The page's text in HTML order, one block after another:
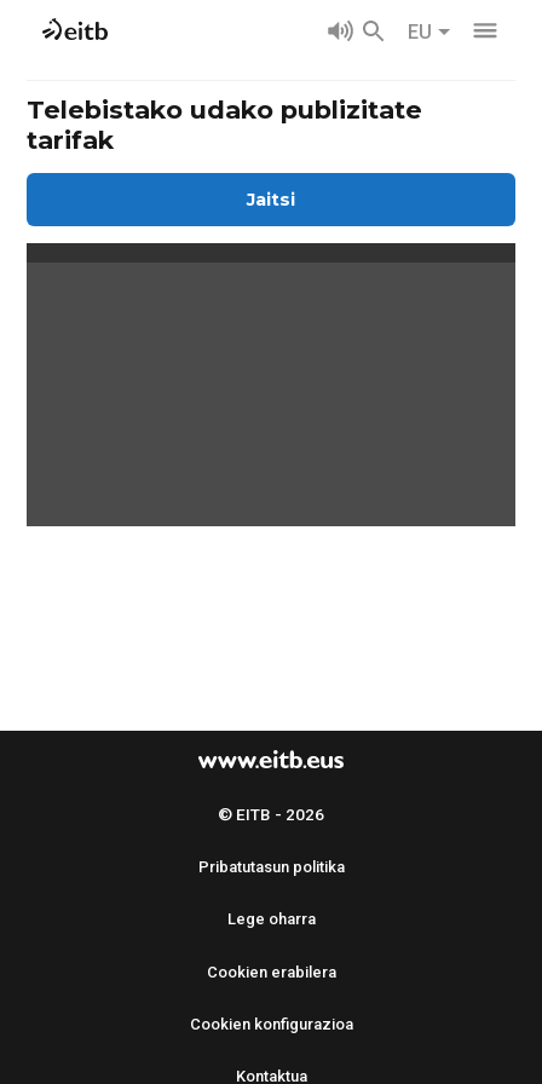
EU
Telebistako udako publizitate
tarifak
Jaitsi
© EITB - 2026
Pribatutasun politika
Lege oharra
Cookien erabilera
Cookien konfigurazioa
Kontaktua